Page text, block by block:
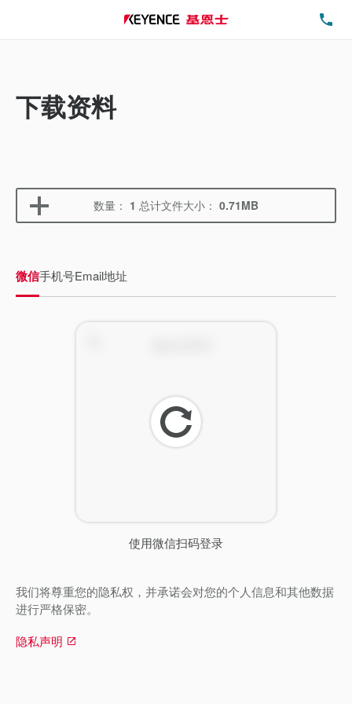
下载资料
数量： 1 总计文件大小： 0.71MB
微信手机号Email地址
使用微信扫码登录
刷
新
我们将尊重您的隐私权，并承诺会对您的个人信息和其他数据
进行严格保密。
隐私声明